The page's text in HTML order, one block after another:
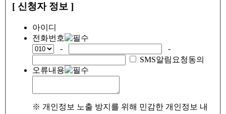
[ 신청자 정보 ]
아이디
전화번호
-
-
SMS알림요청동의
오류내용
※ 개인정보 노출 방지를 위해 민감한 개인정보 내